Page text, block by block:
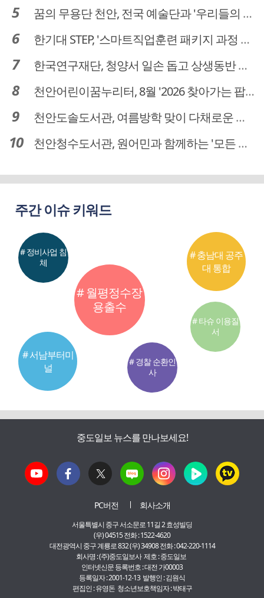
꿈의 무용단 천안, 전국 예술단과 '우리들의 하모니' 선보여
한기대 STEP, '스마트직업훈련 패키지 과정 3기' 모집
한국연구재단, 청양서 일손 돕고 상생동반 친구맺기 봉사활동
천안어린이꿈누리터, 8월 '2026 찾아가는 팝업놀이터' 운영
천안도솔도서관, 여름방학 맞이 다채로운 독서문화 프로그램 운영
천안청수도서관, 원어민과 함께하는 '모든 영어 모든 독서' 운영
주간 이슈 키워드
# 월평정수장
용출수
# 서남부터미
널
# 충남대 공주
대 통합
# 정비사업 침
체
# 경찰 순환인
사
# 타슈 이용질
서
중도일보 뉴스를 만나보세요!
PC버전 회사소개
서울특별시 중구 서소문로 11길 2 효성빌딩
(우) 04515 전화 : 1522-4620
대전광역시 중구 계룡로 832 (우) 34908 전화 : 042-220-1114
회사명 : (주)중도일보사 제호 : 중도일보
인터넷신문 등록번호 : 대전 가00003
등록일자 : 2001-12-13 발행인 : 김원식
편집인 : 유영돈 청소년보호책임자 : 박태구